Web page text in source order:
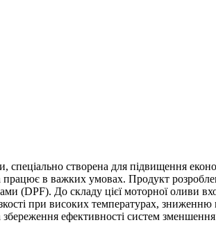
створена для підвищення
працює в важких умовах. Продукт
(DPF). До складу цієї моторної оливи
при високих температурах, зниженню
ефективності систем